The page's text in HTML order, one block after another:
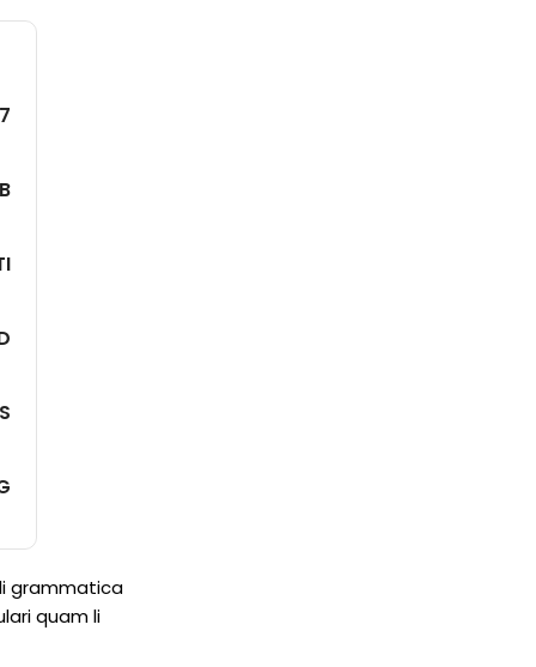
grammatica
quam li